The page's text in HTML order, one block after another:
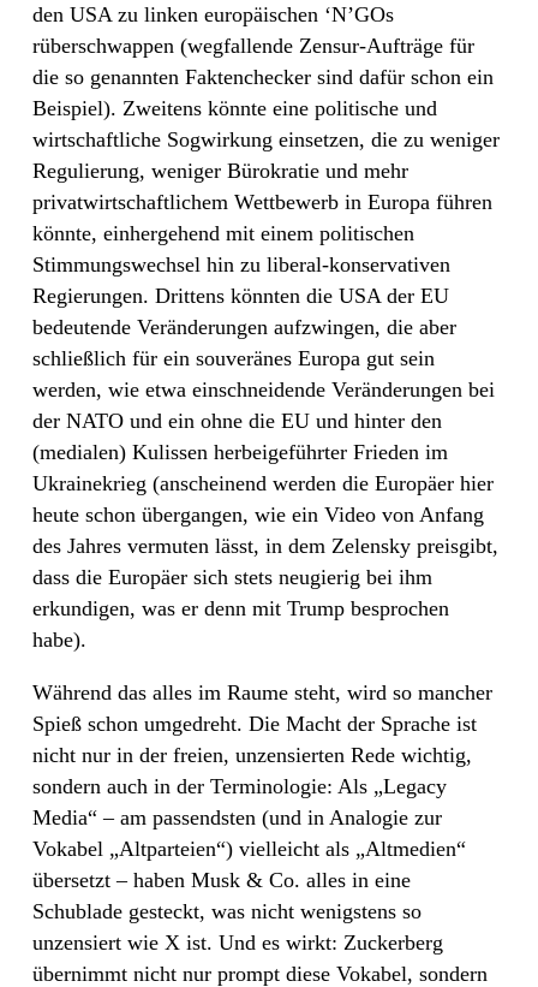
den USA zu linken europäischen ‘N’GOs
rüberschwappen (wegfallende Zensur-Aufträge für
die so genannten Faktenchecker sind dafür schon ein
Beispiel). Zweitens könnte eine politische und
wirtschaftliche Sogwirkung einsetzen, die zu weniger
Regulierung, weniger Bürokratie und mehr
privatwirtschaftlichem Wettbewerb in Europa führen
könnte, einhergehend mit einem politischen
Stimmungswechsel hin zu liberal-konservativen
Regierungen. Drittens könnten die USA der EU
bedeutende Veränderungen aufzwingen, die aber
schließlich für ein souveränes Europa gut sein
werden, wie etwa einschneidende Veränderungen bei
der NATO und ein ohne die EU und hinter den
(medialen) Kulissen herbeigeführter Frieden im
Ukrainekrieg (anscheinend werden die Europäer hier
heute schon übergangen, wie ein Video von Anfang
des Jahres vermuten lässt, in dem Zelensky preisgibt,
dass die Europäer sich stets neugierig bei ihm
erkundigen, was er denn mit Trump besprochen
habe).
Während das alles im Raume steht, wird so mancher
Spieß schon umgedreht. Die Macht der Sprache ist
nicht nur in der freien, unzensierten Rede wichtig,
sondern auch in der Terminologie: Als „Legacy
Media“ – am passendsten (und in Analogie zur
Vokabel „Altparteien“) vielleicht als „Altmedien“
übersetzt – haben Musk & Co. alles in eine
Schublade gesteckt, was nicht wenigstens so
unzensiert wie X ist. Und es wirkt: Zuckerberg
übernimmt nicht nur prompt diese Vokabel, sondern